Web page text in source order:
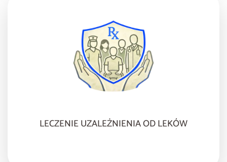
LECZENIE UZALEŻNIENIA OD LEKÓW